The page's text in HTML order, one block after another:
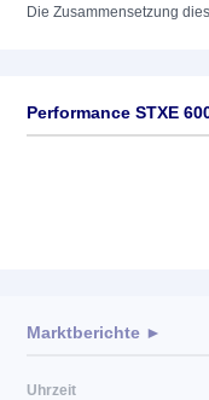
Die Zusammensetzung
Performance STXE
Marktberichte ►
Uhrzeit